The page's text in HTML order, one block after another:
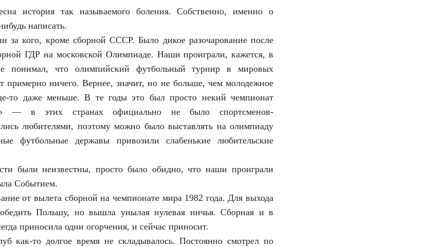
история так называемого боления. Собственно, именно о
написать.
за кого, кроме сборной СССР. Было дикое разочарование после
ГДР на московской Олимпиаде. Наши проиграли, кажется, в
понимал, что олимпийский футбольный турнир в мировых
примерно ничего. Вернее, значит, но не больше, чем молодежное
то даже меньше. В те годы это был просто некий чемпионат
— в этих странах официально не было спортсменов-
любителями, поэтому можно было выставлять на олимпиаду
футбольные державы привозили слабенькие любительские
были неизвестны, просто было обидно, что наши проиграли
Событием.
от вылета сборной на чемпионате мира 1982 года. Для выхода
Польшу, но вышла унылая нулевая ничья. Сборная и в
приносила одни огорчения, и сейчас приносит.
как-то долгое время не складывалось. Постоянно смотрел по